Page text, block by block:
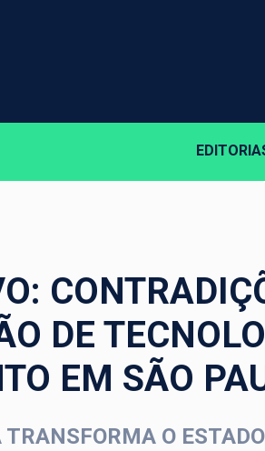
DE
EM SÃO
O